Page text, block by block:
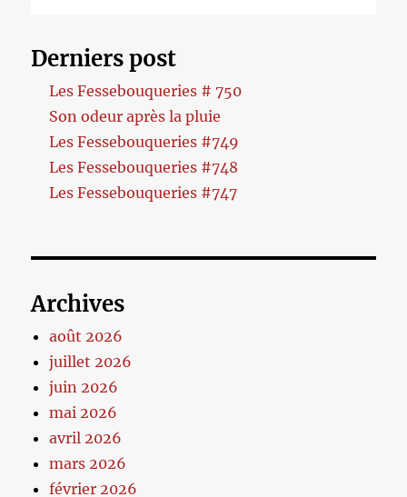
Derniers post
Les Fessebouqueries # 750
Son odeur après la pluie
Les Fessebouqueries #749
Les Fessebouqueries #748
Les Fessebouqueries #747
Archives
août 2026
juillet 2026
juin 2026
mai 2026
avril 2026
mars 2026
février 2026